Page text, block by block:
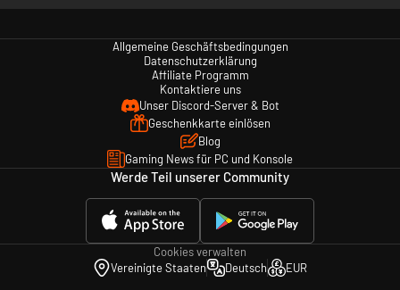
Allgemeine Geschäftsbedingungen
Datenschutzerklärung
Affiliate Programm
Kontaktiere uns
Unser Discord-Server & Bot
Geschenkkarte einlösen
Blog
Gaming News für PC und Konsole
Werde Teil unserer Community
Cookies verwalten
Vereinigte Staaten
Deutsch EUR